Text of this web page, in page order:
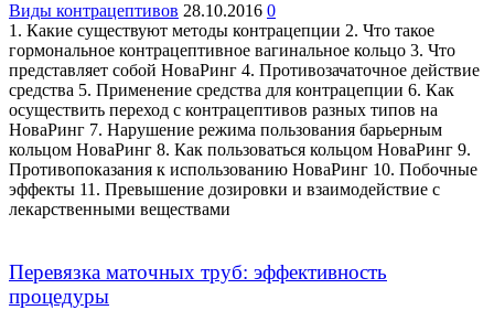
Виды контрацептивов 28.10.2016 0
1. Какие существуют методы контрацепции 2. Что такое
гормональное контрацептивное вагинальное кольцо 3. Что
представляет собой НоваРинг 4. Противозачаточное действие
средства 5. Применение средства для контрацепции 6. Как
осуществить переход с контрацептивов разных типов на
НоваРинг 7. Нарушение режима пользования барьерным
кольцом НоваРинг 8. Как пользоваться кольцом НоваРинг 9.
Противопоказания к использованию НоваРинг 10. Побочные
эффекты 11. Превышение дозировки и взаимодействие с
лекарственными веществами
Перевязка маточных труб: эффективность
процедуры